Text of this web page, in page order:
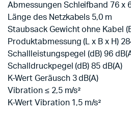
Abmessungen Schleifband 76 x
Länge des Netzkabels 5,0 m
Staubsack Gewicht ohne Kabel
Produktabmessung (L x B x H)
Schallleistungspegel (dB) 96
Schalldruckpegel (dB) 85 dB(A)
K-Wert Geräusch 3 dB(A)
Vibration ≤ 2,5 m/s²
K-Wert Vibration 1,5 m/s²